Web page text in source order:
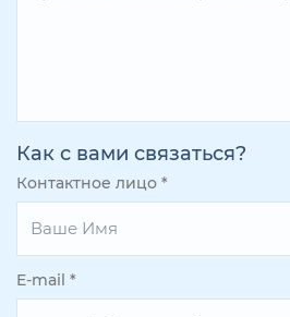
Как с вами связаться?
Контактное лицо *
E-mail *